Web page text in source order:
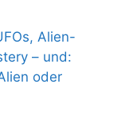
Alien-
– und:
oder